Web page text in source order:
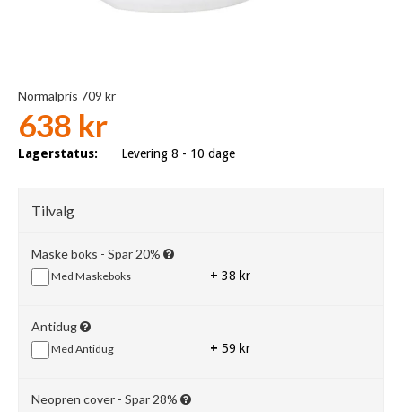
Normalpris 709 kr
638 kr
Lagerstatus: Levering 8 - 10 dage
Tilvalg
Maske boks - Spar 20%
Med Maskeboks + 38 kr
Antidug
Med Antidug + 59 kr
Neopren cover - Spar 28%